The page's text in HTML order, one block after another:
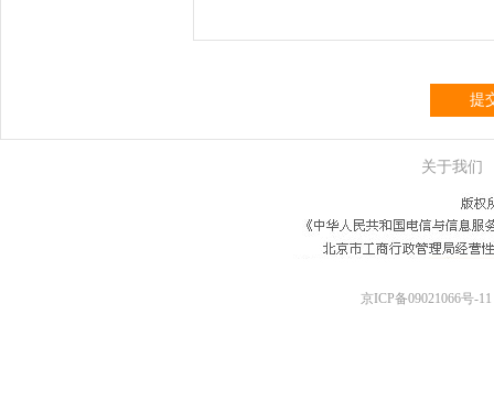
提
关于我们
京ICP备09021066号-11